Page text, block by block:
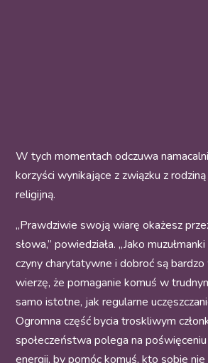
W tych momentach odczuwa
korzyści wynikające z związku z
religijną.
„Prawdziwie swoją wiarę okażesz
słowa,” powiedziała. „Jako
czyny charytatywne i dobroć są
wierzę, że pomaganie komuś w
samo istotne, jak regularne
Ogromna część bycia troskliwym
społeczeństwa polega na
energii, by pomóc komuś, kto sobie nie